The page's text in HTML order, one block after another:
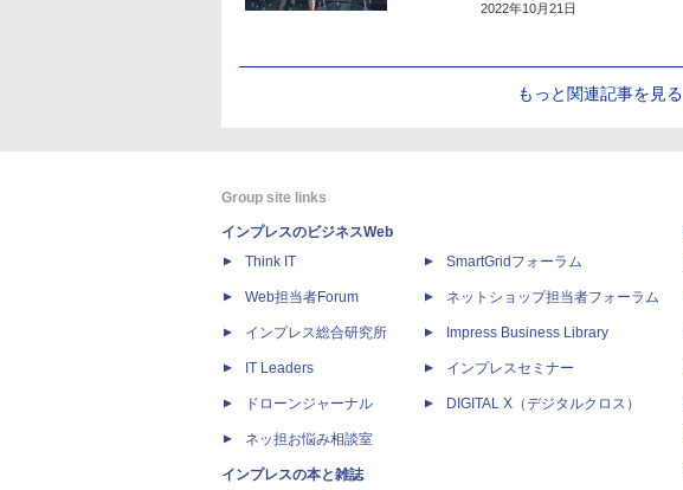
2022年10月21日
もっと関連記事を見る
Group site links
インプレスのビジネスWeb
Think IT
Web担当者Forum
インプレス総合研究所
IT Leaders
ドローンジャーナル
ネッ担お悩み相談室
インプレスの本と雑誌
SmartGridフォーラム
ネットショップ担当者フォーラム
Impress Business Library
インプレスセミナー
DIGITAL X（デジタルクロス）